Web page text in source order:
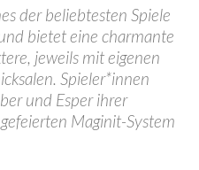
der beliebtesten Spiele
bietet eine charmante
jeweils mit eigenen
Spieler*innen
und Esper ihrer
Maginit-System